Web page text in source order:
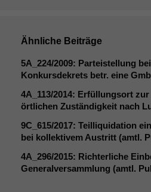
Ähnliche Beiträge
5A_224/2009: Parteistellung
Konkursdekrets betr. eine
4A_113/2014: Erfüllungsort
örtlichen Zuständigkeit nach
9C_615/2017: Teilliquidation
bei kollektivem Austritt (amtl.
4A_296/2015: Richterliche
Generalversammlung (amtl.